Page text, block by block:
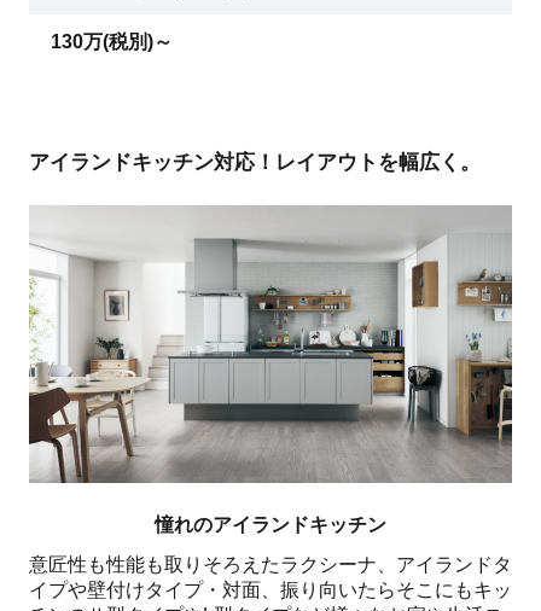
130万(税別)～
アイランドキッチン対応！レイアウトを幅広く。
憧れのアイランドキッチン
意匠性も性能も取りそろえたラクシーナ、アイランドタ
イプや壁付けタイプ・対面、振り向いたらそこにもキッ